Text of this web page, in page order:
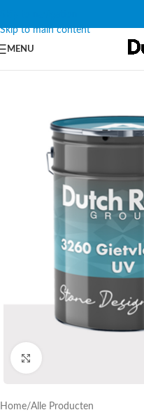
Skip to main content
MENU
Home/Alle Producten